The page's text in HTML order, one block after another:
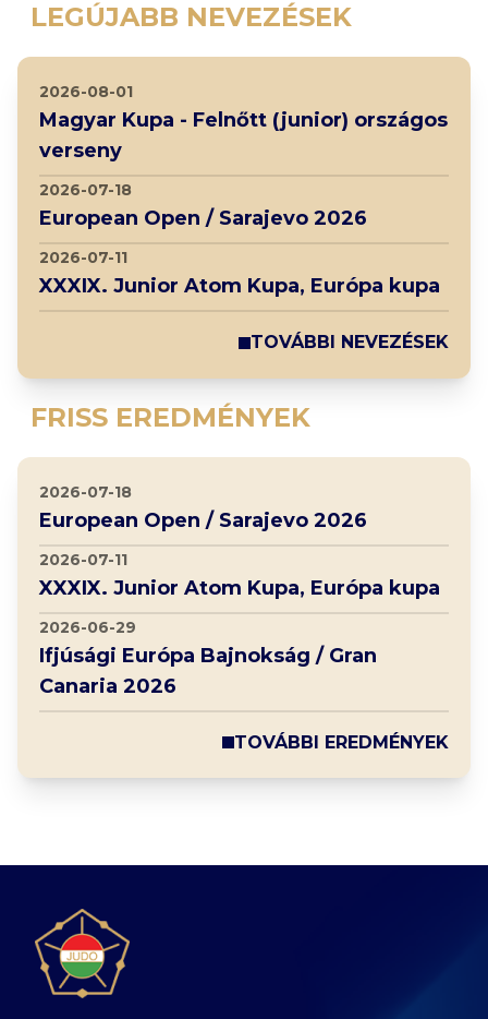
LEGÚJABB NEVEZÉSEK
FRISS EREDMÉNYEK
2026-08-01
Magyar Kupa - Felnőtt (junior) országos
verseny
2026-07-18
European Open / Sarajevo 2026
2026-07-11
XXXIX. Junior Atom Kupa, Európa kupa
TOVÁBBI NEVEZÉSEK
2026-07-18
European Open / Sarajevo 2026
2026-07-11
XXXIX. Junior Atom Kupa, Európa kupa
2026-06-29
Ifjúsági Európa Bajnokság / Gran
Canaria 2026
TOVÁBBI EREDMÉNYEK